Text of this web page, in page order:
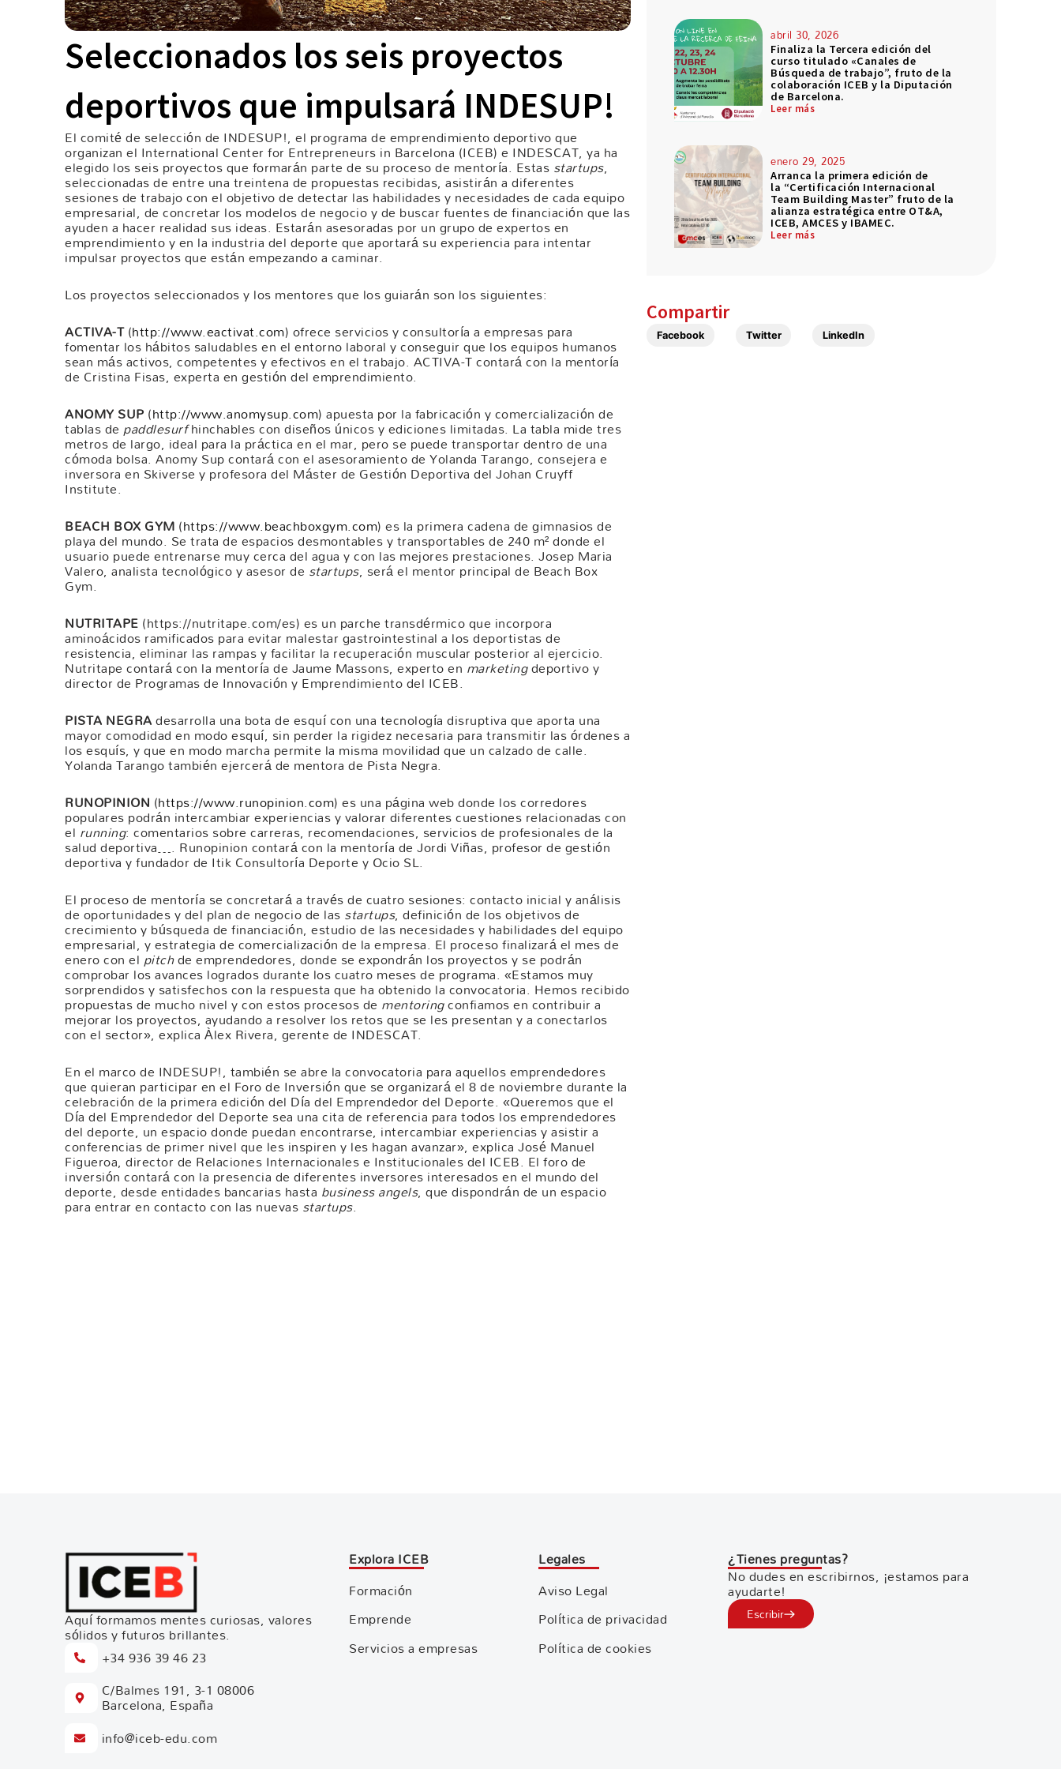
Seleccionados los seis proyectos
deportivos que impulsará INDESUP!
El comité de selección de INDESUP!, el programa de emprendimiento deportivo que
organizan el International Center for Entrepreneurs in Barcelona (ICEB) e INDESCAT, ya ha
elegido los seis proyectos que formarán parte de su proceso de mentoría. Estasstartups,
seleccionadas de entre una treintena de propuestas recibidas, asistirán a diferentes
sesiones de trabajo con el objetivo de detectar las habilidades y necesidades de cada equipo
empresarial, de concretar los modelos de negocio y de buscar fuentes de financiación que las
ayuden a hacer realidad sus ideas. Estarán asesoradas por un grupo de expertos en
emprendimiento y en la industria del deporte que aportará su experiencia para intentar
impulsar proyectos que están empezando a caminar.
Los proyectos seleccionados y los mentores que los guiarán son los siguientes:
ACTIVA-T(http://www.eactivat.com) ofrece servicios y consultoría a empresas para
fomentar los hábitos saludables en el entorno laboral y conseguir que los equipos humanos
sean más activos, competentes y efectivos en el trabajo. ACTIVA-T contará con la mentoría
de Cristina Fisas, experta en gestión del emprendimiento.
ANOMY SUP(http://www.anomysup.com) apuesta por la fabricación y comercialización de
tablas depaddlesurfhinchables con diseños únicos y ediciones limitadas. La tabla mide tres
metros de largo, ideal para la práctica en el mar, pero se puede transportar dentro de una
cómoda bolsa. Anomy Sup contará con el asesoramiento de Yolanda Tarango, consejera e
inversora en Skiverse y profesora del Máster de Gestión Deportiva del Johan Cruyff
Institute.
BEACH BOX GYM(https://www.beachboxgym.com) es la primera cadena de gimnasios de
playa del mundo. Se trata de espacios desmontables y transportables de 240 m² donde el
usuario puede entrenarse muy cerca del agua y con las mejores prestaciones. Josep Maria
Valero, analista tecnológico y asesor de startups, será el mentor principal de Beach Box
Gym.
NUTRITAPE(https://nutritape.com/es) es un parche transdérmico que incorpora
aminoácidos ramificados para evitar malestar gastrointestinal a los deportistas de
resistencia, eliminar las rampas y facilitar la recuperación muscular posterior al ejercicio.
Nutritape contará con la mentoría de Jaume Massons, experto en marketingdeportivo y
director de Programas de Innovación y Emprendimiento del ICEB.
PISTA NEGRAdesarrolla una bota de esquí con una tecnología disruptiva que aporta una
mayor comodidad en modo esquí, sin perder la rigidez necesaria para transmitir las órdenes a
los esquís, y que en modo marcha permite la misma movilidad que un calzado de calle.
Yolanda Tarango también ejercerá de mentora de Pista Negra.
RUNOPINION (https://www.runopinion.com) es una página web donde los corredores
populares podrán intercambiar experiencias y valorar diferentes cuestiones relacionadas con
el running: comentarios sobre carreras, recomendaciones, servicios de profesionales de la
salud deportiva…. Runopinion contará con la mentoría de Jordi Viñas, profesor de gestión
deportiva y fundador de Itik Consultoría Deporte y Ocio SL.
El proceso de mentoría se concretará a través de cuatro sesiones: contacto inicial y análisis
de oportunidades y del plan de negocio de lasstartups, definición de los objetivos de
crecimiento y búsqueda de financiación, estudio de las necesidades y habilidades del equipo
empresarial, y estrategia de comercialización de la empresa. El proceso finalizará el mes de
enero con elpitchde emprendedores, donde se expondrán los proyectos y se podrán
comprobar los avances logrados durante los cuatro meses de programa. «Estamos muy
sorprendidos y satisfechos con la respuesta que ha obtenido la convocatoria. Hemos recibido
propuestas de mucho nivel y con estos procesos de mentoringconfiamos en contribuir a
mejorar los proyectos, ayudando a resolver los retos que se les presentan y a conectarlos
con el sector», explica Àlex Rivera, gerente de INDESCAT.
En el marco de INDESUP!, también se abre la convocatoria para aquellos emprendedores
que quieran participar en el Foro de Inversión que se organizará el 8 de noviembre durante la
celebración de la primera edición del Día del Emprendedor del Deporte. «Queremos que el
Día del Emprendedor del Deporte sea una cita de referencia para todos los emprendedores
del deporte, un espacio donde puedan encontrarse, intercambiar experiencias y asistir a
conferencias de primer nivel que les inspiren y les hagan avanzar», explica José Manuel
Figueroa, director de Relaciones Internacionales e Institucionales del ICEB. El foro de
inversión contará con la presencia de diferentes inversores interesados ​​en el mundo del
deporte, desde entidades bancarias hasta business angels, que dispondrán de un espacio
para entrar en contacto con las nuevasstartups.
abril 30, 2026
Finaliza la Tercera edición del
curso titulado «Canales de
Búsqueda de trabajo”, fruto de la
colaboración ICEB y la Diputación
de Barcelona.
Leer más
enero 29, 2025
Arranca la primera edición de
la “Certificación Internacional
Team Building Master” fruto de la
alianza estratégica entre OT&A,
ICEB, AMCES y IBAMEC.
Leer más
Compartir
Facebook Twitter LinkedIn
Aquí formamos mentes curiosas, valores
sólidos y futuros brillantes.
+34 936 39 46 23
C/Balmes 191, 3-1 08006
Barcelona, España
info@iceb-edu.com
Explora ICEB
Formación
Emprende
Servicios a empresas
Legales
Aviso Legal
Política de privacidad
Política de cookies
¿Tienes preguntas?
No dudes en escribirnos, ¡estamos para
ayudarte!
Escribir